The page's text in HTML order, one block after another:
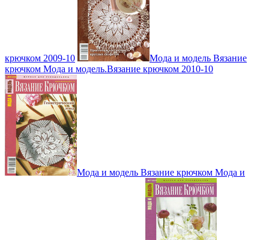
крючком 2009-10
Мода и модель Вязание
крючком Мода и модель.Вязание крючком 2010-10
Мода и модель Вязание крючком Мода и